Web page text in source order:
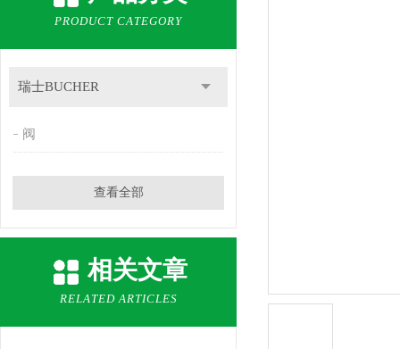
PRODUCT CATEGORY
瑞士BUCHER
阀
查看全部
相关文章
RELATED ARTICLES